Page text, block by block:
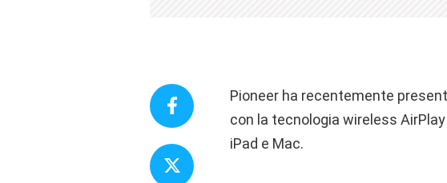
Pioneer ha recentemente
con la tecnologia wireless
iPad e Mac.